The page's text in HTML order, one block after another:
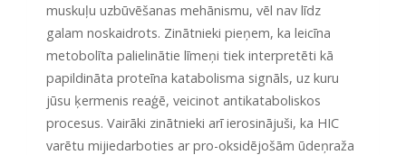
muskuļu uzbūvēšanas mehānismu, vēl nav līdz
galam noskaidrots. Zinātnieki pieņem, ka leicīna
metobolīta palielinātie līmeņi tiek interpretēti kā
papildināta proteīna katabolisma signāls, uz kuru
jūsu ķermenis reaģē, veicinot antikataboliskos
procesus. Vairāki zinātnieki arī ierosinājuši, ka HIC
varētu mijiedarboties ar pro-oksidējošām ūdeņraža